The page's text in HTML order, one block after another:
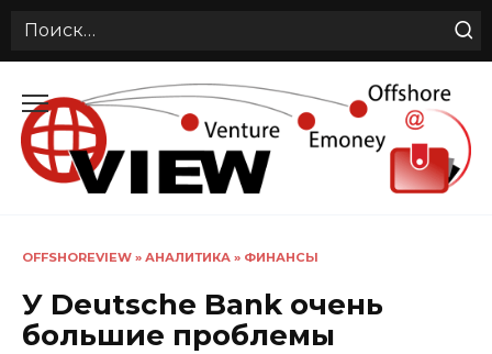
Search
содержанию
OFFSHOREVIEW » АНАЛИТИКА » ФИНАНСЫ
У Deutsche Bank очень
большие проблемы